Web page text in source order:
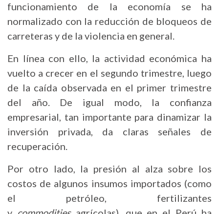
funcionamiento de la economía se ha
normalizado con la reducción de bloqueos de
carreteras y de la violencia en general.
En línea con ello, la actividad económica ha
vuelto a crecer en el segundo trimestre, luego
de la caída observada en el primer trimestre
del año. De igual modo, la confianza
empresarial, tan importante para dinamizar la
inversión privada, da claras señales de
recuperación.
Por otro lado, la presión al alza sobre los
costos de algunos insumos importados (como
el petróleo, fertilizantes